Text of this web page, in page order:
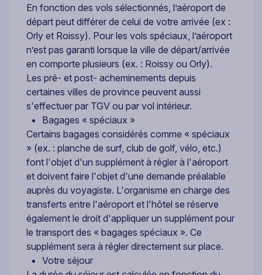
En fonction des vols sélectionnés, l’aéroport de
départ peut différer de celui de votre arrivée (ex :
Orly et Roissy). Pour les vols spéciaux, l’aéroport
n’est pas garanti lorsque la ville de départ/arrivée
en comporte plusieurs (ex. : Roissy ou Orly).
Les pré- et post- acheminements depuis
certaines villes de province peuvent aussi
s'effectuer par TGV ou par vol intérieur.
Bagages « spéciaux »
Certains bagages considérés comme « spéciaux
» (ex. : planche de surf, club de golf, vélo, etc.)
font l'objet d'un supplément à régler à l'aéroport
et doivent faire l'objet d'une demande préalable
auprès du voyagiste. L'organisme en charge des
transferts entre l'aéroport et l'hôtel se réserve
également le droit d'appliquer un supplément pour
le transport des « bagages spéciaux ». Ce
supplément sera à régler directement sur place.
Votre séjour